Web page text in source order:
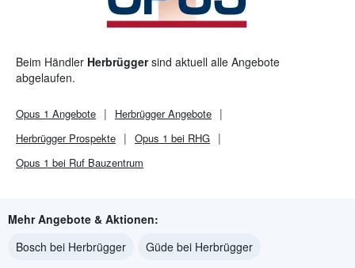
Beim Händler Herbrüggersind aktuell alle Angebote
abgelaufen.
Opus 1 Angebote HerbrüggerAngebote
HerbrüggerProspekte
Opus 1 bei RHG
Opus 1 bei Ruf Bauzentrum
Mehr Angebote & Aktionen:
Bosch bei Herbrügger
Güde bei Herbrügger